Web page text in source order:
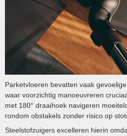
Parketvloeren bevatten vaak
waar voorzichtig manoeuvreren
met 180° draaihoek navigeren
rondom obstakels zonder risico op
Steelstofzuigers excelleren hierin